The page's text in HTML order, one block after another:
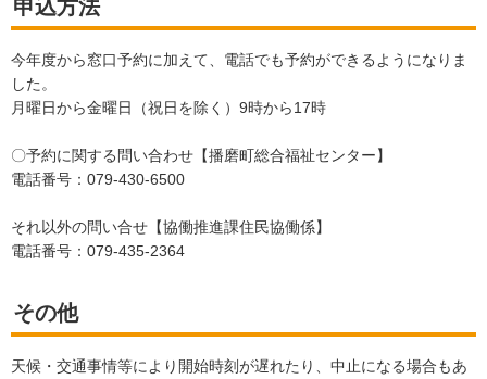
申込方法
今年度から窓口予約に加えて、電話でも予約ができるようになりま
した。
月曜日から金曜日（祝日を除く）9時から17時
〇予約に関する問い合わせ【播磨町総合福祉センター】
電話番号：079-430-6500
それ以外の問い合せ【協働推進課住民協働係】
電話番号：079-435-2364
その他
天候・交通事情等により開始時刻が遅れたり、中止になる場合もあ